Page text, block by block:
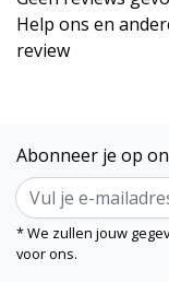
Help ons en
review
Abonneer je op
* We zullen jouw
voor ons.